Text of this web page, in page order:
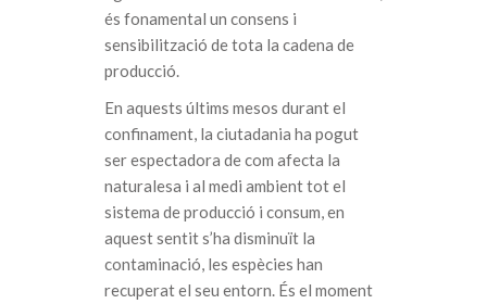
és fonamental un consens i
sensibilització de tota la cadena de
producció.
En aquests últims mesos durant el
confinament, la ciutadania ha pogut
ser espectadora de com afecta la
naturalesa i al medi ambient tot el
sistema de producció i consum, en
aquest sentit s’ha disminuït la
contaminació, les espècies han
recuperat el seu entorn. És el moment